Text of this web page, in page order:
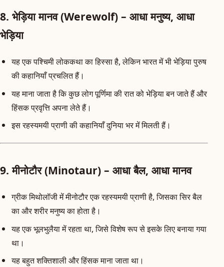
8. भेड़िया मानव (Werewolf) – आधा मनुष्य, आधा
भेड़िया
यह एक पश्चिमी लोककथा का हिस्सा है, लेकिन भारत में भी भेड़िया पुरुष
की कहानियाँ प्रचलित हैं।
यह माना जाता है कि कुछ लोग पूर्णिमा की रात को भेड़िया बन जाते हैं और
हिंसक प्रवृत्ति अपना लेते हैं।
इस रहस्यमयी प्राणी की कहानियाँ दुनिया भर में मिलती हैं।
9. मीनोटौर (Minotaur) – आधा बैल, आधा मानव
ग्रीक मिथोलॉजी में मीनोटौर एक रहस्यमयी प्राणी है, जिसका सिर बैल
का और शरीर मनुष्य का होता है।
यह एक भूलभुलैया में रहता था, जिसे विशेष रूप से इसके लिए बनाया गया
था।
यह बहुत शक्तिशाली और हिंसक माना जाता था।